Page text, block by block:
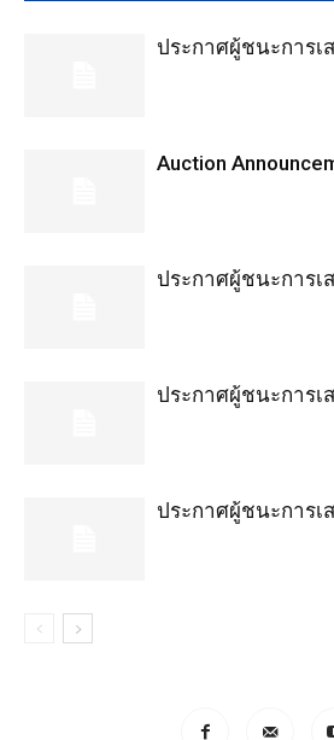
ประกาศผู้ชนะการเ
Auction
ประกาศผู้ชนะการเ
ประกาศผู้ชนะการเ
ประกาศผู้ชนะการเ